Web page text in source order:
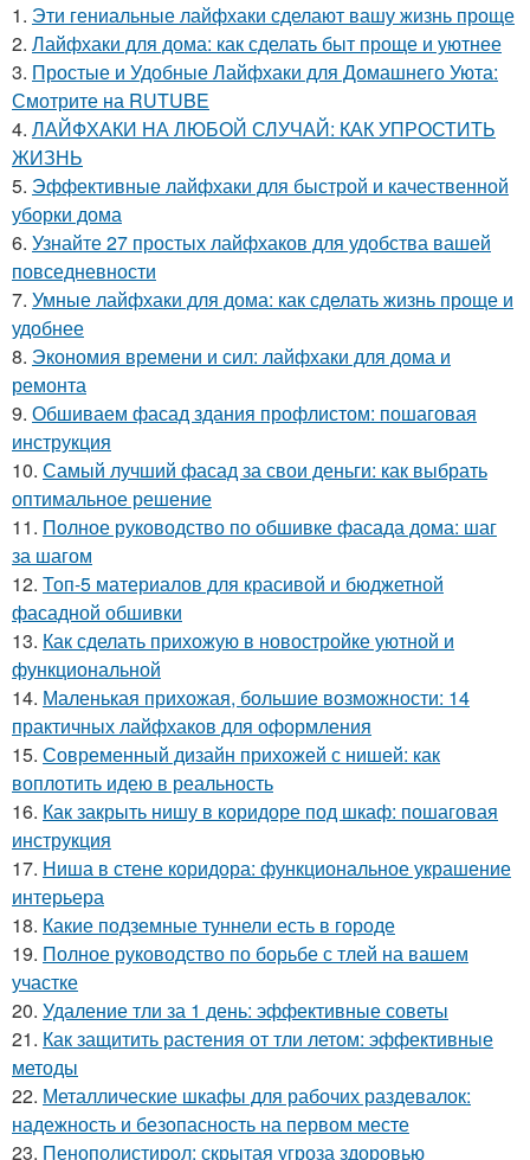
1. Эти гениальные лайфхаки сделают вашу жизнь проще
2. Лайфхаки для дома: как сделать быт проще и уютнее
3. Простые и Удобные Лайфхаки для Домашнего Уюта:
Смотрите на RUTUBE
4. ЛАЙФХАКИ НА ЛЮБОЙ СЛУЧАЙ: КАК УПРОСТИТЬ
ЖИЗНЬ
5. Эффективные лайфхаки для быстрой и качественной
уборки дома
6. Узнайте 27 простых лайфхаков для удобства вашей
повседневности
7. Умные лайфхаки для дома: как сделать жизнь проще и
удобнее
8. Экономия времени и сил: лайфхаки для дома и
ремонта
9. Обшиваем фасад здания профлистом: пошаговая
инструкция
10. Самый лучший фасад за свои деньги: как выбрать
оптимальное решение
11. Полное руководство по обшивке фасада дома: шаг
за шагом
12. Топ-5 материалов для красивой и бюджетной
фасадной обшивки
13. Как сделать прихожую в новостройке уютной и
функциональной
14. Маленькая прихожая, большие возможности: 14
практичных лайфхаков для оформления
15. Современный дизайн прихожей с нишей: как
воплотить идею в реальность
16. Как закрыть нишу в коридоре под шкаф: пошаговая
инструкция
17. Ниша в стене коридора: функциональное украшение
интерьера
18. Какие подземные туннели есть в городе
19. Полное руководство по борьбе с тлей на вашем
участке
20. Удаление тли за 1 день: эффективные советы
21. Как защитить растения от тли летом: эффективные
методы
22. Металлические шкафы для рабочих раздевалок:
надежность и безопасность на первом месте
23. Пенополистирол: скрытая угроза здоровью